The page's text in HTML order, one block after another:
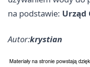
na podstawie: Urząd
Autor:krystian